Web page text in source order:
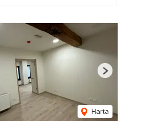
Harta
Next